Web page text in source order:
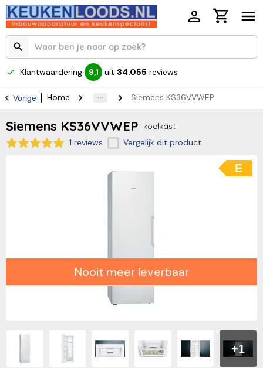
Klantwaardering 9,1 uit 34.055 reviews
Vorige Home Siemens KS36VVWEP
Siemens KS36VVWEP koelkast
1 reviews
Vergelijk dit product
+1
E
Nooit meer leverbaar